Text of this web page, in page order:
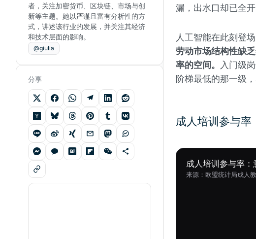
漏，出水口却已全开
人工智能在此刻登
劳动市场结构性缺
率的空间。
入门级
阶梯最低的那一级
成人培训参与率
成人培训参与率：
来源：欧盟统计局成人
者，关注加密货币、区块链、市场与创
新等主题。她以严谨且富有分析性的方
式，讲述该行业的发展，并关注其经济
和技术层面的影响。
@giulia
分享